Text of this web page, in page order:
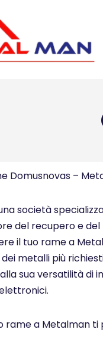
Domusnovas –
società
del recupero e
il tuo rame a
metalli più
sua versatilità di
rame a Metalman ti